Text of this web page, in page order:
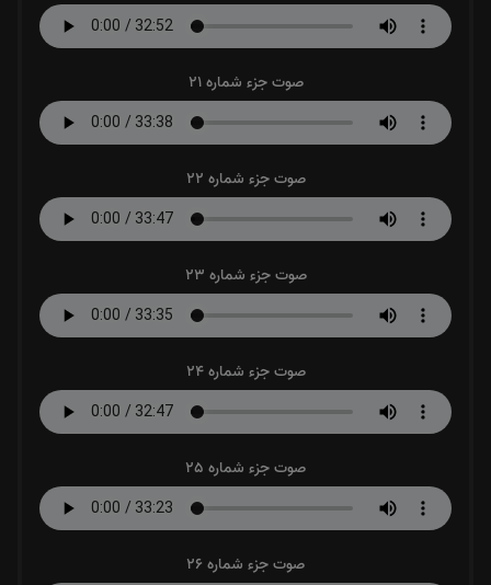
صوت جزء شماره 21
صوت جزء شماره 22
صوت جزء شماره 23
صوت جزء شماره 24
صوت جزء شماره 25
صوت جزء شماره 26